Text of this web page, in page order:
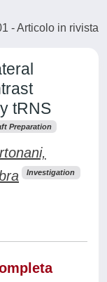
- Articolo in rivista
tRNS
Preparation
Investigation